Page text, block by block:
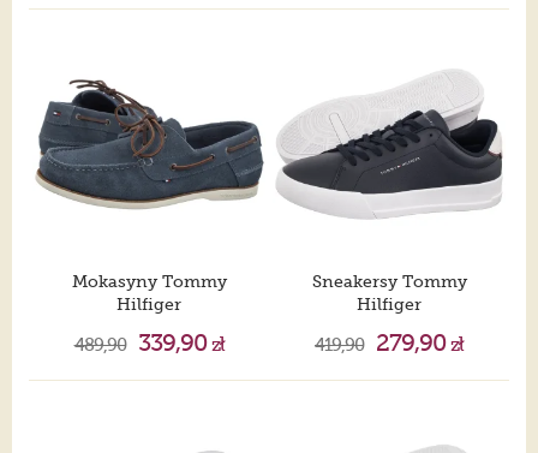
Mokasyny Tommy
Hilfiger
489,90 339,90zł
Sneakersy Tommy
Hilfiger
419,90 279,90zł